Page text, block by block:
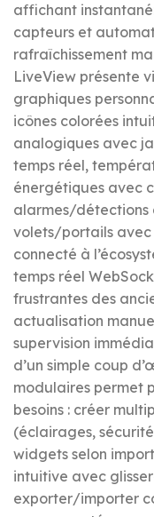
affichant
capteurs et
rafraîchissement
LiveView présente
graphiques
icônes colorées
analogiques avec
temps réel,
énergétiques avec
alarmes/détections
volets/portails
connecté à
temps réel
frustrantes des
actualisation
supervision
d’un simple coup
modulaires permet
besoins : créer
(éclairages,
widgets selon
intuitive avec
exporter/importer